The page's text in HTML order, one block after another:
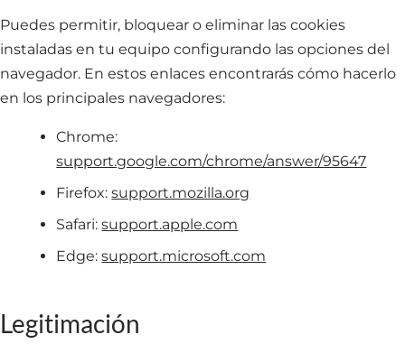
Puedes permitir, bloquear o eliminar las cookies
instaladas en tu equipo configurando las opciones del
navegador. En estos enlaces encontrarás cómo hacerlo
en los principales navegadores:
Chrome:
support.google.com/chrome/answer/95647
Firefox:support.mozilla.org
Safari:support.apple.com
Edge:support.microsoft.com
Legitimación